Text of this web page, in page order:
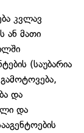
კვლავ
ან მათი
(საუბარია
და
და